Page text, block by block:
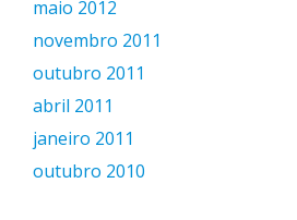
maio 2012
novembro 2011
outubro 2011
abril 2011
janeiro 2011
outubro 2010